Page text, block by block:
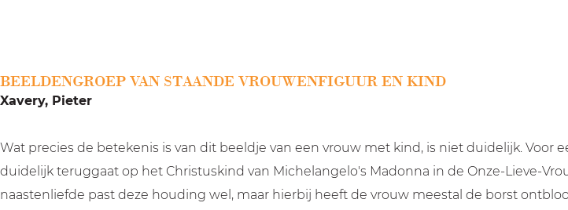
BEELDENGROEP VAN STAANDE VROUWENFIGUUR EN KIND
Xavery, Pieter
Wat precies de betekenis is van dit beeldje van een vrouw met kind, is niet duidelijk.
duidelijk teruggaat op het Christuskind van Michelangelo's Madonna in de Onze-Lieve-
naastenliefde past deze houding wel, maar hierbij heeft de vrouw meestal de borst